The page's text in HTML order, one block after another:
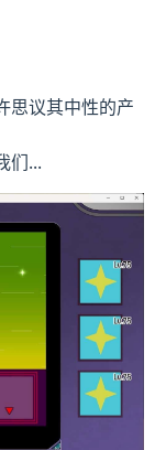
思议其中性的产
们...